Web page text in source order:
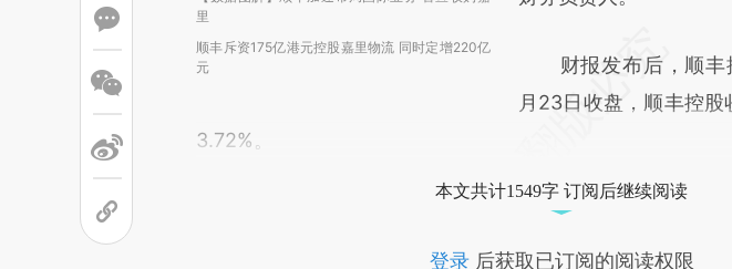
里
顺丰斥资175亿港元控股嘉里物流 同时定增220亿
元
财报发布后，顺丰
月23日收盘，顺丰控
3.72%。
本文共计1549字 订阅后继续阅读
登录后获取已订阅的阅读权限